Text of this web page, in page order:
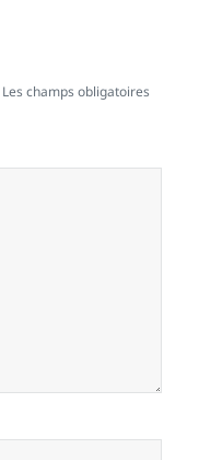
Les champs obligatoires